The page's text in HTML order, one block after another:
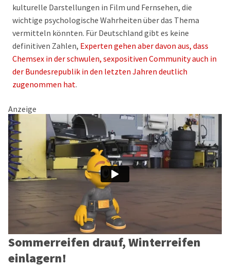
kulturelle Darstellungen in Film und Fernsehen, die
wichtige psychologische Wahrheiten über das Thema
vermitteln könnten. Für Deutschland gibt es keine
definitiven Zahlen, Experten gehen aber davon aus, dass
Chemsex in der schwulen, sexpositiven Community auch in
der Bundesrepublik in den letzten Jahren deutlich
zugenommen hat.
Anzeige
Sommerreifen drauf, Winterreifen
einlagern!